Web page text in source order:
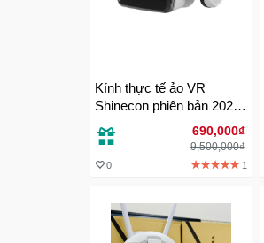
Kính thực tế ảo VR
Shinecon phiên bản 2021
690,000₫
9,500,000₫
0 1